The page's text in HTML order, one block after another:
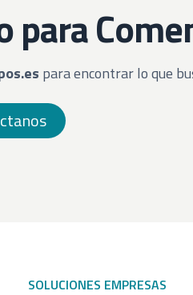
para
para encontrar lo que
SOLUCIONES EMPRESAS